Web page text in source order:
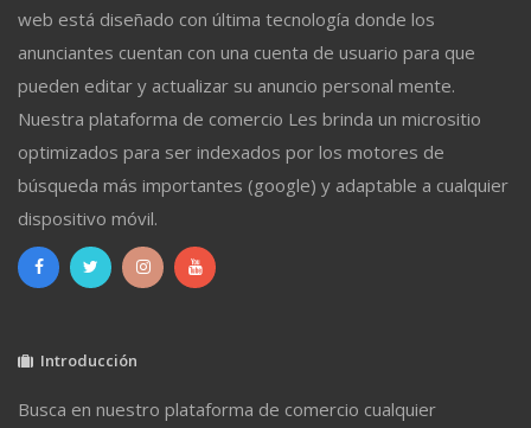
web está diseñado con última tecnología donde los
anunciantes cuentan con una cuenta de usuario para que
pueden editar y actualizar su anuncio personal mente.
Nuestra plataforma de comercio Les brinda un micrositio
optimizados para ser indexados por los motores de
búsqueda más importantes (google) y adaptable a cualquier
dispositivo móvil.
Introducción
Busca en nuestro plataforma de comercio cualquier